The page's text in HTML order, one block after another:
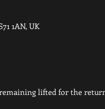
1AN, UK
lifted for the